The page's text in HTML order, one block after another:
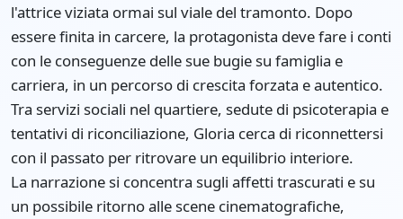
l'attrice viziata ormai sul viale del tramonto. Dopo
essere finita in carcere, la protagonista deve fare i conti
con le conseguenze delle sue bugie su famiglia e
carriera, in un percorso di crescita forzata e autentico.
Tra servizi sociali nel quartiere, sedute di psicoterapia e
tentativi di riconciliazione, Gloria cerca di riconnettersi
con il passato per ritrovare un equilibrio interiore.
La narrazione si concentra sugli affetti trascurati e su
un possibile ritorno alle scene cinematografiche,